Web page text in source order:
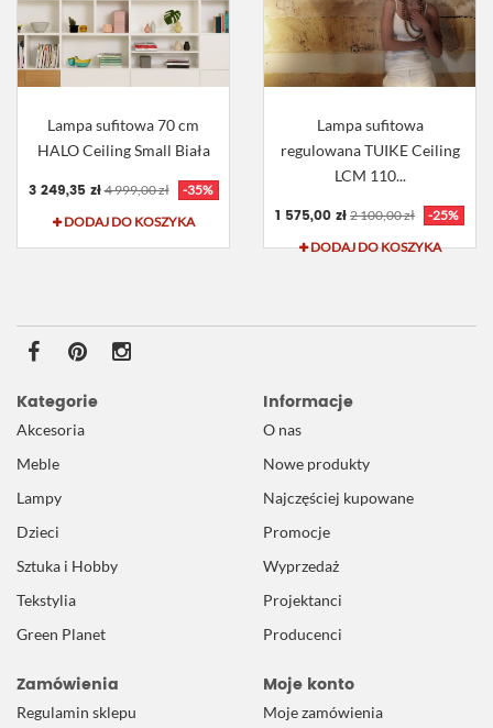
Lampa sufitowa 70 cm
HALO Ceiling Small Biała
3 249,35 zł 4 999,00 zł
-35%
DODAJ DO KOSZYKA
Lampa sufitowa
regulowana TUIKE Ceiling
LCM 110...
1 575,00 zł 2 100,00 zł
-25%
DODAJ DO KOSZYKA
Kategorie
Akcesoria
Meble
Lampy
Dzieci
Sztuka i Hobby
Tekstylia
Green Planet
Informacje
O nas
Nowe produkty
Najczęściej kupowane
Promocje
Wyprzedaż
Projektanci
Producenci
Zamówienia
Regulamin sklepu
Moje konto
Moje zamówienia